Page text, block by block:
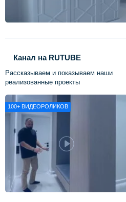
Канал на RUTUBE
Рассказываем и показываем наши
реализованные проекты
100+ ВИДЕОРОЛИКОВ